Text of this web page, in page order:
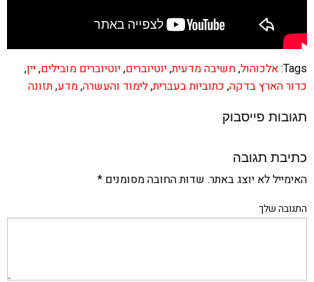
Tags: אלכוהול,חשיבה מדעית,יוטיוברים,יוטיוברים מובילים,יין,
כדור הארץ בדקה, כתוביות בעברית,לימוד והעשרה,מדע,תזונה
תגובות פייסבוק
כתיבת תגובה
האימייל לא יוצג באתר. שדות החובה מסומנים *
התגובה שלך